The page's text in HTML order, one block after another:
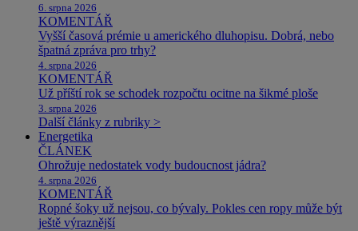
6. srpna 2026
KOMENTÁŘ
Vyšší časová prémie u amerického dluhopisu. Dobrá, nebo
špatná zpráva pro trhy?
4. srpna 2026
KOMENTÁŘ
Už příští rok se schodek rozpočtu ocitne na šikmé ploše
3. srpna 2026
Další články z rubriky >
Energetika
ČLÁNEK
Ohrožuje nedostatek vody budoucnost jádra?
4. srpna 2026
KOMENTÁŘ
Ropné šoky už nejsou, co bývaly. Pokles cen ropy může být
ještě výraznější